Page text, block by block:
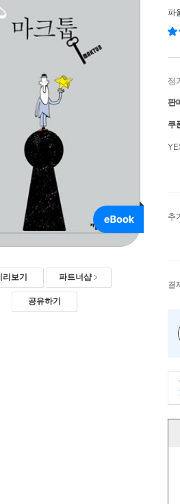
리보기 파트너샵
공유하기
파
정
판
쿠
추
결